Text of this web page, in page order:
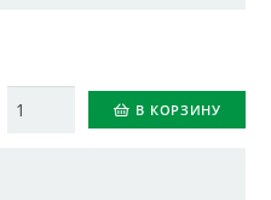
Количество В КОРЗИНУ